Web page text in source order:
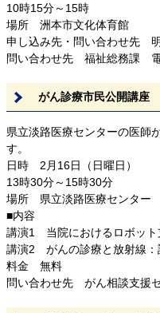
10時15分～15時
場所 洲本市文化体育館
申し込み先・問い合わせ先
問い合わせ先 福祉総務課
がん診療市民公開講座
県立淡路医療センターの医師
す。
日時 2月16日（日曜日）
13時30分～15時30分
場所 県立淡路医療センター
■内容
講演1 当院におけるロボット
講演2 がんの診療と放射線：
料金 無料
問い合わせ先 がん相談支